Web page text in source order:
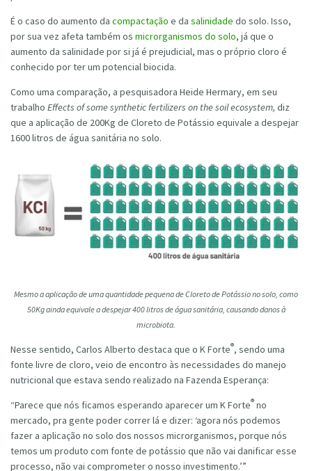
É o caso do aumento da compactação e da salinidade do solo. Isso,
por sua vez afeta também os microrganismos do solo, já que o
aumento da salinidade por si já é prejudicial, mas o próprio cloro é
conhecido por ter um potencial biocida.
Como uma comparação, a pesquisadora Heide Hermary, em seu
trabalho Effects of some synthetic fertilizers on the soil ecosystem, diz
que a aplicação de 200Kg de Cloreto de Potássio equivale a despejar
1600 litros de água sanitária no solo.
Mesmo a aplicação de uma quantidade pequena de Cloreto de Potássio no solo, como
50Kg ainda equivale a despejar 400 litros de água sanitária, causando danos à
microbiota.
Nesse sentido, Carlos Alberto destaca que o K Forte®, sendo uma
fonte livre de cloro, veio de encontro às necessidades do manejo
nutricional que estava sendo realizado na Fazenda Esperança:
“Parece que nós ficamos esperando aparecer um K Forte® no
mercado, pra gente poder correr lá e dizer: ‘agora nós podemos
fazer a aplicação no solo dos nossos microrganismos, porque nós
temos um produto com fonte de potássio que não vai danificar esse
processo, não vai comprometer o nosso investimento.’”